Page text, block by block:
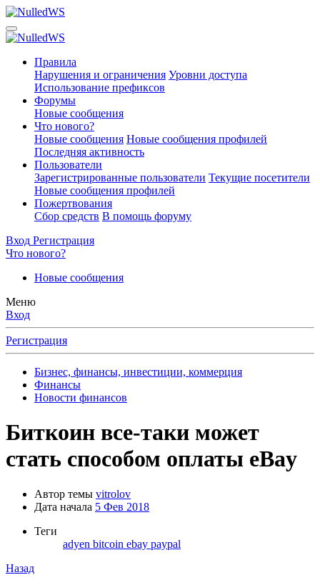
Правила
Нарушения и ограничения Уровни доступа
Использование префиксов
Форумы
Новые сообщения
Что нового?
Новые сообщения Новые сообщения профилей
Последняя активность
Пользователи
Зарегистрированные пользователи Текущие посетители
Новые сообщения профилей
Пожертвования
Сбор средств В помощь форуму
Вход Регистрация
Что нового?
Новые сообщения
Меню
Вход
Регистрация
Бизнес, финансы, инвестиции, коммерция
Финансы
Новости финансов
Биткоин все-таки может
стать способом оплаты eBay
Автор темы vitrolov
Дата начала 5 Фев 2018
Теги
adyen bitcoin ebay paypal
Назад